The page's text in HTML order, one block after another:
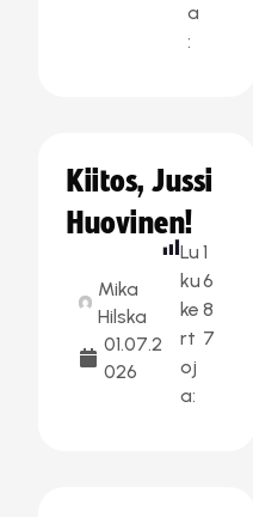
a
:
Kiitos, Jussi
Huovinen!
Mika
Hilska
01.07.2
026
Lu
ku
ke
rt
oj
a:
1
6
8
7